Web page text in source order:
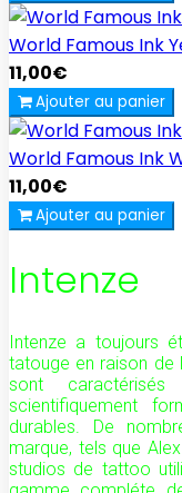
World Famous Ink
11,00€
Ajouter au panier
World Famous Ink
11,00€
Ajouter au panier
Intenze
Intenze a toujours
tatouge en raison de
sont
scientifiquement
durables. De
marque, tels que
studios de tattoo